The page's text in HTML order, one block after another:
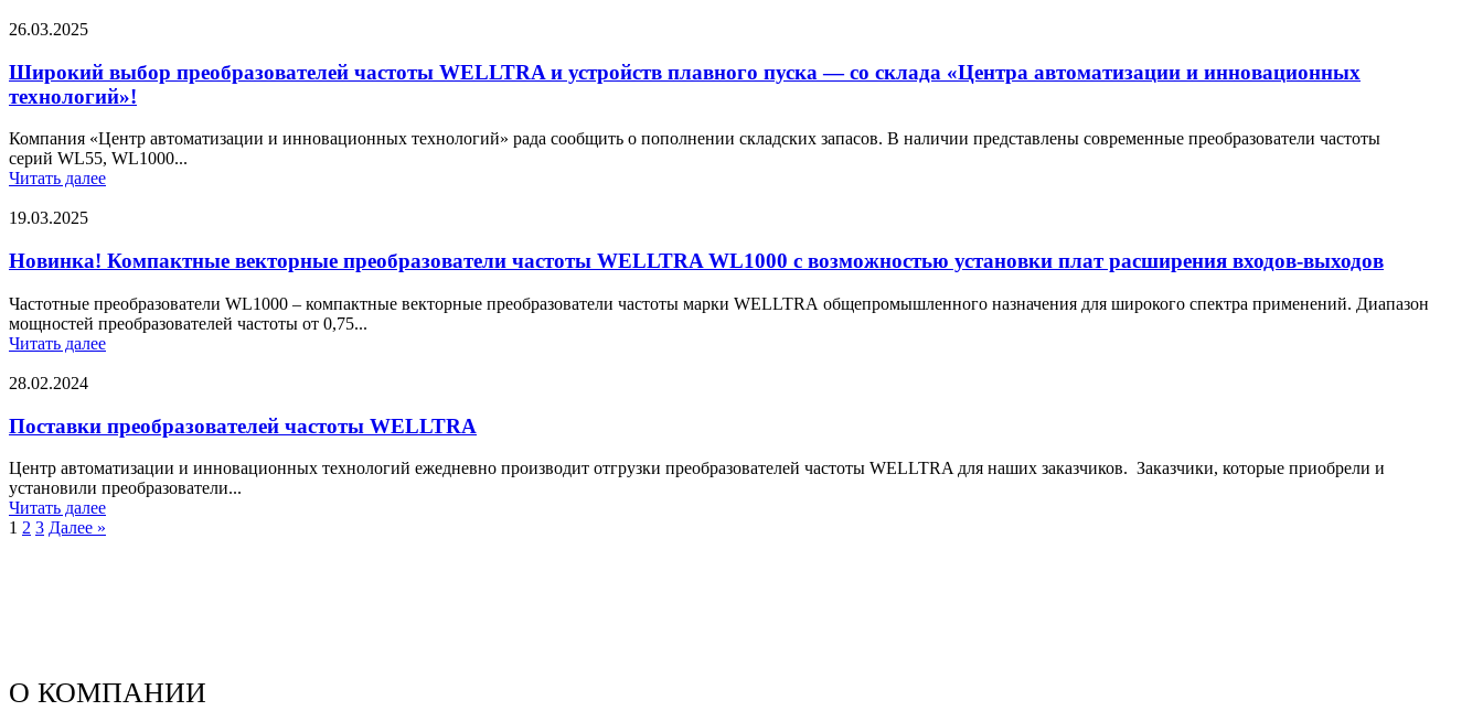
26.03.2025
Широкий выбор преобразователей частоты WELLTRA и устройств плавного пуска — со склада «Центра автоматизации и инновационных
технологий»!
Компания «Центр автоматизации и инновационных технологий» рада сообщить о пополнении складских запасов. В наличии представлены современные преобразователи частоты
серий WL55, WL1000...
Читать далее
19.03.2025
Новинка! Компактные векторные преобразователи частоты WELLTRA WL1000 с возможностью установки плат расширения входов-выходов
Частотные преобразователи WL1000 – компактные векторные преобразователи частоты марки WELLTRA общепромышленного назначения для широкого спектра применений. Диапазон
мощностей преобразователей частоты от 0,75...
Читать далее
28.02.2024
Поставки преобразователей частоты WELLTRA
Центр автоматизации и инновационных технологий ежедневно производит отгрузки преобразователей частоты WELLTRA для наших заказчиков. Заказчики, которые приобрели и
установили преобразователи...
Читать далее
1 2 3 Далее »
О КОМПАНИИ